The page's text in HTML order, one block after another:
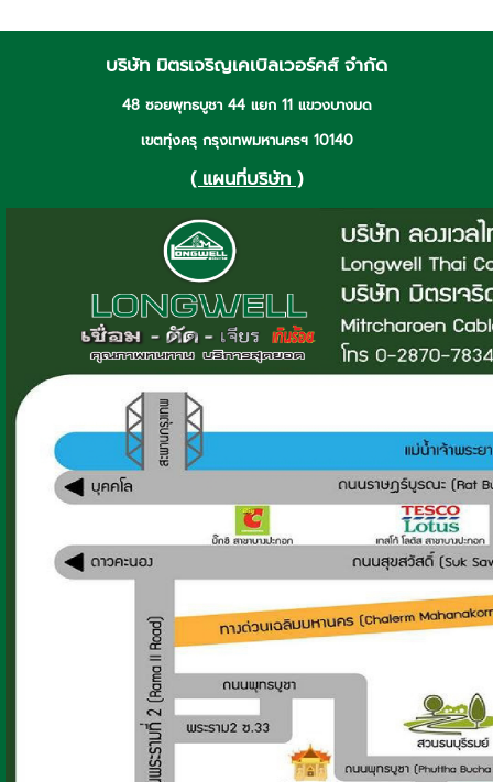
บริษัท มิตรเจริญเคเบิลเวอร์คส์ จำกัด
48 ซอยพุทธบูชา 44 แยก 11 แขวงบางมด
เขตทุ่งครุ กรุงเทพมหานครฯ 10140
( แผนที่บริษัท )